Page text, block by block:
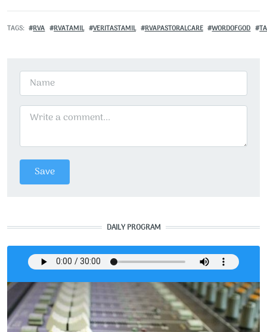
TAGS RVA RVATAMIL VERITASTAMIL RVAPASTORALCARE WORDOFGOD
DAILY PROGRAM